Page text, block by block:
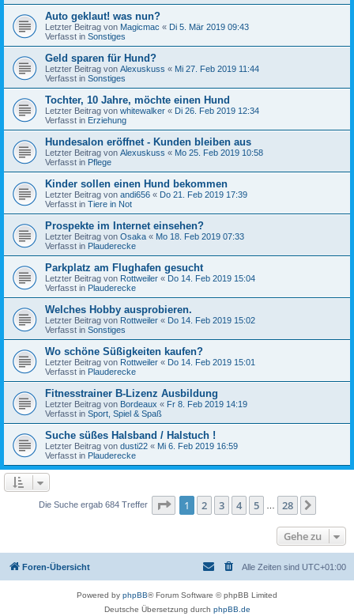
Auto geklaut! was nun?
Letzter Beitrag von Magicmac « Di 5. Mär 2019 09:43
Verfasst in Sonstiges
Geld sparen für Hund?
Letzter Beitrag von Alexuskuss « Mi 27. Feb 2019 11:44
Verfasst in Sonstiges
Tochter, 10 Jahre, möchte einen Hund
Letzter Beitrag von whitewalker « Di 26. Feb 2019 12:34
Verfasst in Erziehung
Hundesalon eröffnet - Kunden bleiben aus
Letzter Beitrag von Alexuskuss « Mo 25. Feb 2019 10:58
Verfasst in Pflege
Kinder sollen einen Hund bekommen
Letzter Beitrag von andi656 « Do 21. Feb 2019 17:39
Verfasst in Tiere in Not
Prospekte im Internet einsehen?
Letzter Beitrag von Osaka « Mo 18. Feb 2019 07:33
Verfasst in Plauderecke
Parkplatz am Flughafen gesucht
Letzter Beitrag von Rottweiler « Do 14. Feb 2019 15:04
Verfasst in Plauderecke
Welches Hobby ausprobieren.
Letzter Beitrag von Rottweiler « Do 14. Feb 2019 15:02
Verfasst in Sonstiges
Wo schöne Süßigkeiten kaufen?
Letzter Beitrag von Rottweiler « Do 14. Feb 2019 15:01
Verfasst in Plauderecke
Fitnesstrainer B-Lizenz Ausbildung
Letzter Beitrag von Bordeaux « Fr 8. Feb 2019 14:19
Verfasst in Sport, Spiel & Spaß
Suche süßes Halsband / Halstuch !
Letzter Beitrag von dusti22 « Mi 6. Feb 2019 16:59
Verfasst in Plauderecke
Die Suche ergab 684 Treffer Seite 1von 28
1 2 3 4 5 28
Gehe zu
Foren-Übersicht Alle Zeiten sind UTC+01:00
Powered by phpBB® Forum Software © phpBB Limited
Deutsche Übersetzung durch phpBB.de